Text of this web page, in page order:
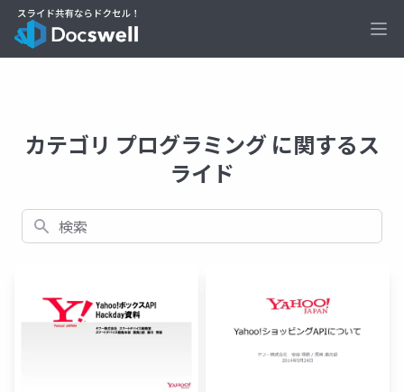
カテゴリ プログラミング に関するス
ライド
検索